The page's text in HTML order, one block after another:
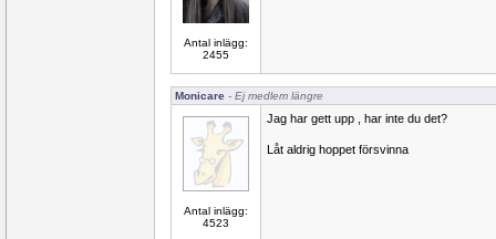
Antal inlägg:
2455
Monicare - Ej medlem längre
Antal inlägg:
4523
Jag har gett upp , har inte du det?
Låt aldrig hoppet försvinna